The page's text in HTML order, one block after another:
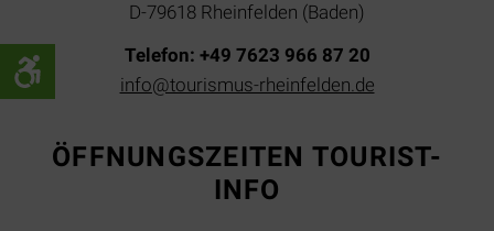
D-79618 Rheinfelden (Baden)
Telefon: +49 7623 966 87 20
info@tourismus-rheinfelden.de
ÖFFNUNGSZEITEN TOURIST-
INFO